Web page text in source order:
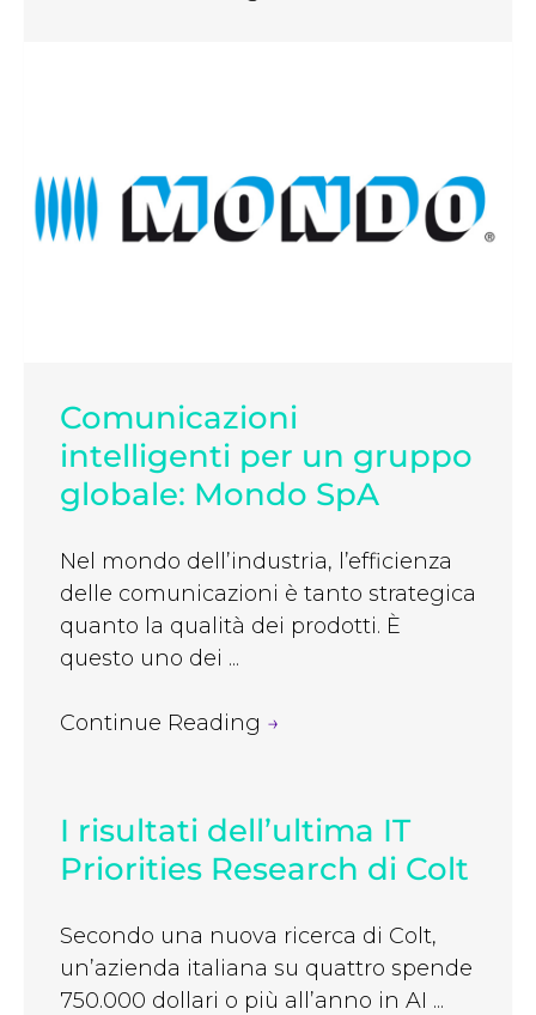
Comunicazioni
intelligenti per un gruppo
globale: Mondo SpA
Nel mondo dell’industria, l’efficienza
delle comunicazioni è tanto strategica
quanto la qualità dei prodotti. È
questo uno dei ...
Continue Reading →
I risultati dell’ultima IT
Priorities Research di Colt
Secondo una nuova ricerca di Colt,
un’azienda italiana su quattro spende
750.000 dollari o più all’anno in AI ...